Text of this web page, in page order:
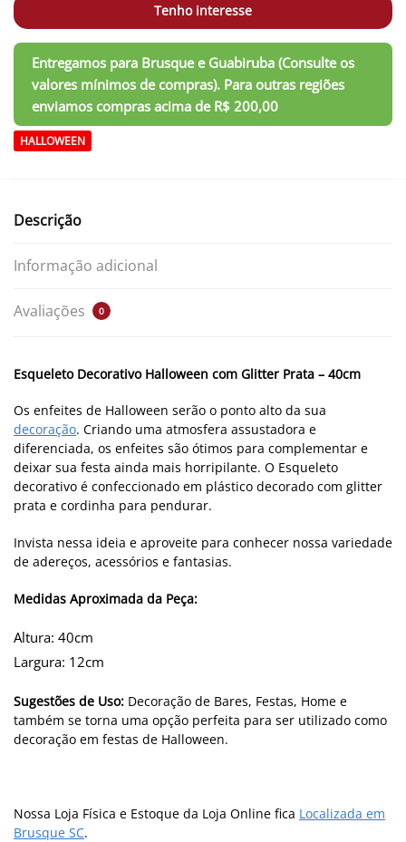
Tenho interesse
HALLOWEEN
Descrição
Informação adicional
Avaliações 0
Esqueleto Decorativo Halloween com Glitter Prata – 40cm
Os enfeites de Halloween serão o ponto alto da sua
decoração. Criando uma atmosfera assustadora e
diferenciada, os enfeites são ótimos para complementar e
deixar sua festa ainda mais horripilante. O Esqueleto
decorativo é confeccionado em plástico decorado com glitter
prata e cordinha para pendurar.
Invista nessa ideia e aproveite para conhecer nossa variedade
de adereços, acessórios e fantasias.
Medidas Aproximada da Peça:
Altura: 40cm
Largura: 12cm
Sugestões de Uso: Decoração de Bares, Festas, Home e
também se torna uma opção perfeita para ser utilizado como
decoração em festas de Halloween.
Nossa Loja Física e Estoque da Loja Online fica Localizada em
Brusque SC.